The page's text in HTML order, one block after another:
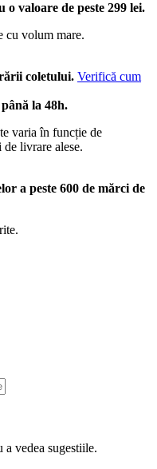
valoare de peste 299 lei.
cu volum mare.
coletului. Verifică cum
la 48h.
varia în funcție de
livrare alese.
a peste 600 de mărci de
a vedea sugestiile.